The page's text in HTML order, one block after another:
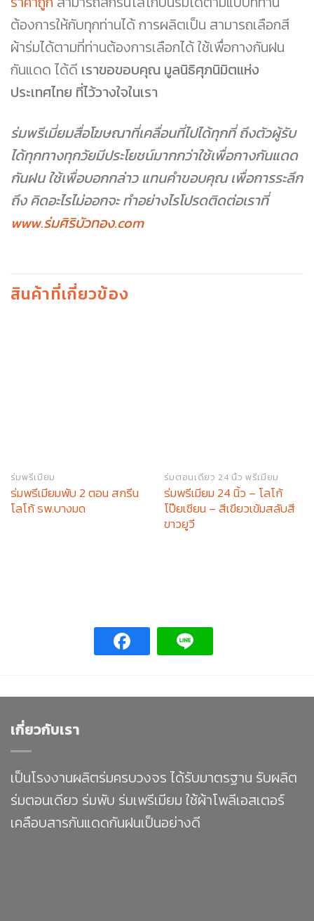
ต้องการให้กับทุกท่านได้ การผลิตเป็น สามารถเลือกสี
ผ้าร่มได้ตามที่ท่านต้องการเลือกได้ ใช้เพื่อกางกันฝน
กันแดด ได้ดี เราขอขอบคุณ มูลนิธิศุภนิมิตแห่ง
ประเทศไทย ที่ไว้วางใจในเรา
ร่มพรีเมี่ยมสื่อโฆษณาที่เคลื่อนที่ไปได้ทุกที่ ถึงตัวผู้รับ
ได้ทุกทางทุกวัยมีประโยชน์มากกว่าใช้เพื่อกางกันแดด
กันฝน ใช้เพื่อบอกกล่าว แทนคำขอบคุณ เพื่อการระลึก
ถึง คิดอะไรไม่ออกจะ ทำอย่างไรโปรดติดต่อเราที่
www.ร่มศิริบัวทอง.com
สินค้าที่เกี่ยวข้อง
ร่มพรีเมียม
ร่มพรีเมียมพับ 2 ตอน สกรีน
โลโก้ รพ.บางมด
ร่มตอนเดียว 24 นิ้ว พรีเมียม
ร่มพรีเมียม 24 นิ้ว – โลโก้
โป๊ยเซียน – สีเขียวเข้มสลับสี
ขาวยูวี
เกี่ยวกับเรา
เป็นโรงงานผลิตร่มครบวงจร ได้รับมาตรฐาน รับผลิต
ร่มตอนเดียว ร่มพับ ร่มเพรีเมียม ใช้ผ้าโพลีเอสเตอร์
เคลือบสารกันแดดกันฝนเป็นอย่างดี